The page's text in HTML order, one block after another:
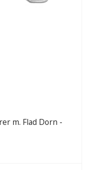
m. Flad Dorn -